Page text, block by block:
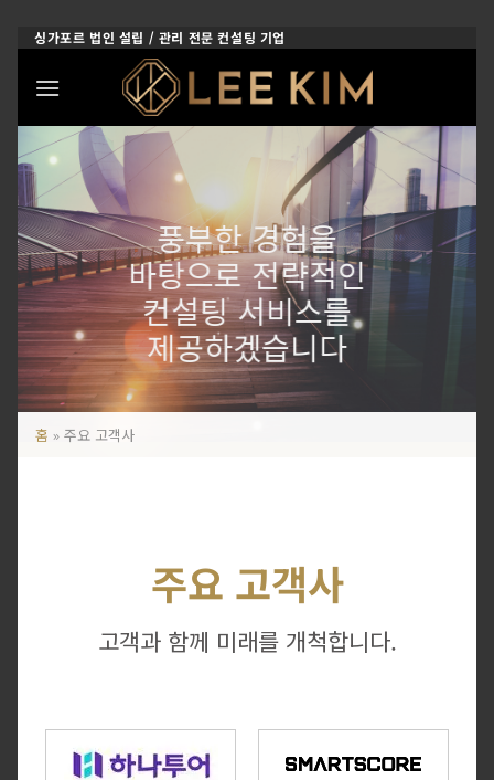
Skip
content
싱가포르 법인 설립 / 관리 전문 컨설팅 기업
풍부한 경험을
바탕으로 전략적인
컨설팅 서비스를
제공하겠습니다
홈 » 주요 고객사
주요 고객사
고객과 함께 미래를 개척합니다.